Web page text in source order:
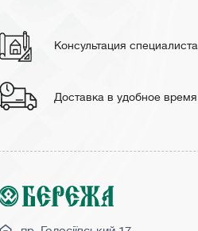
Консультация специалиста
Доставка в удобное время